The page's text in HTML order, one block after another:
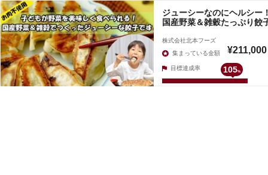
ジューシーなのにヘルシー
国産野菜＆雑穀たっぷり餃
株式会社北本フーズ
集まっている金額
¥211,000
目標達成率 105%